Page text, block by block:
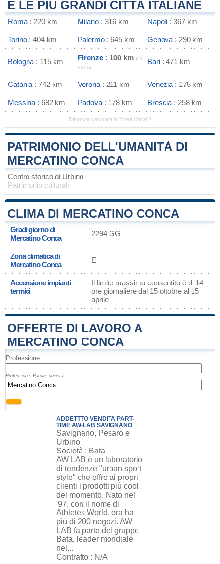
E LE PIÙ GRANDI CITTÀ ITALIANE
Roma : 220 km Milano : 316 km Napoli : 367 km
Torino : 404 km Palermo : 645 km Genova : 290 km
Bologna : 115 km Firenze : 100 km più
vicina
Bari : 471 km
Catania : 742 km Verona : 211 km Venezia : 175 km
Messina : 682 km Padova : 178 km Brescia : 258 km
Distanza calcolata in "linea d'aria" !
PATRIMONIO DELL'UMANITÀ DI
MERCATINO CONCA
Centro storico di Urbino
Patrimonio culturali
CLIMA DI MERCATINO CONCA
Gradi giorno di
Mercatino Conca
2294 GG
Zona climatica di
Mercatino Conca
E
Accensione impianti
termici
Il limite massimo consentito è di 14
ore giornaliere dal 15 ottobre al 15
aprile
OFFERTE DI LAVORO A
MERCATINO CONCA
Professione
Professione, Parole, società
, ,
ADDETTTO VENDITA PART-
TIME AW-LAB SAVIGNANO
Savignano, Pesaro e
Urbino
Società : Bata
AW LAB è un laboratorio
di tendenze "urban sport
style" che offre ai propri
clienti i prodotti più cool
del momento. Nato nel
'97, con il nome di
Athletes World, ora ha
più di 200 negozi. AW
LAB fa parte del gruppo
Bata, leader mondiale
nel...
Contratto : N/A